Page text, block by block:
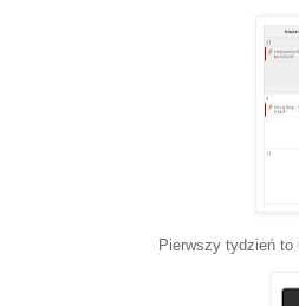
Pierwszy tydzień to